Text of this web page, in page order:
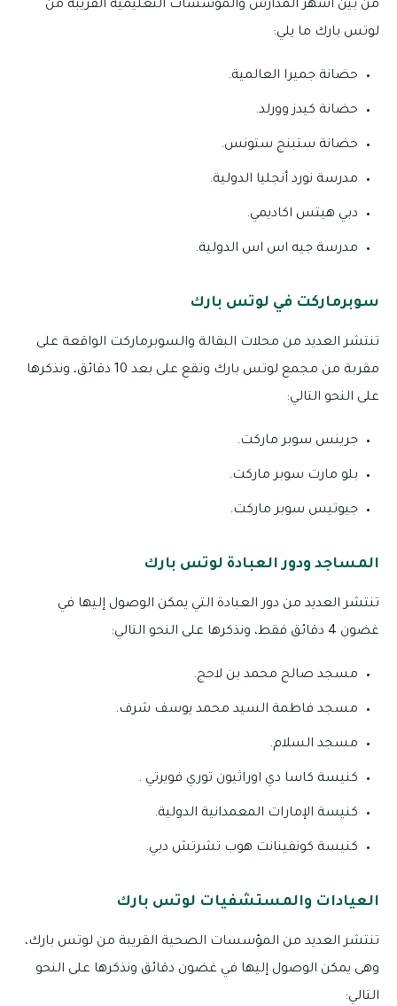
من بين أشهر المدارس والمؤسسات التعليمية القريبة من
لوتس بارك ما يلي:
حضانة جميرا العالمية.
حضانة كيدز وورلد.
حضانة ستبنج ستونس.
مدرسة نورد أنجليا الدولية.
دبي هيتس اكاديمي.
مدرسة جيه اس اس الدولية.
سوبرماركت في لوتس بارك
تنتشر العديد من محلات البقالة والسوبرماركت الواقعة على
مقربة من مجمع لوتس بارك وتقع على بعد 10 دقائق، ونذكرها
على النحو التالي:
جرينس سوبر ماركت.
بلو مارت سوبر ماركت.
جيوتيس سوبر ماركت.
المساجد ودور العبادة لوتس بارك
تنتشر العديد من دور العبادة التي يمكن الوصول إليها في
غضون 4 دقائق فقط، ونذكرها على النحو التالي:
مسجد صالح محمد بن لاحج.
مسجد فاطمة السيد محمد يوسف شرف.
مسجد السلام.
كنيسة كاسا دي اوراثيون توري فويرتي .
كنيسة الإمارات المعمدانية الدولية.
كنيسة كونفينانت هوب تشرتش دبي.
العيادات والمستشفيات لوتس بارك
تنتشر العديد من المؤسسات الصحية القريبة من لوتس بارك،
وهى يمكن الوصول إليها في غضون دقائق ونذكرها على النحو
التالي: